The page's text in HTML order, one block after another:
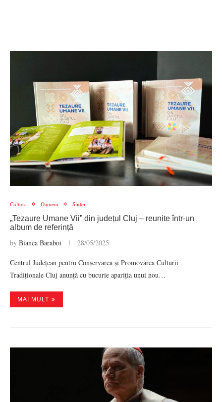
Cultura Oameni Slider
„Tezaure Umane Vii” din județul Cluj – reunite într-un
album de referință
by Bianca Baraboi 28/05/2025
Centrul Județean pentru Conservarea și Promovarea Culturii
Tradiționale Cluj anunță cu bucurie apariția unui nou…
MAI MULT